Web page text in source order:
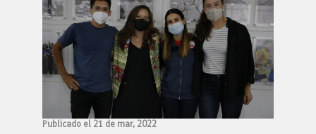
Publicado el 21 de mar, 2022